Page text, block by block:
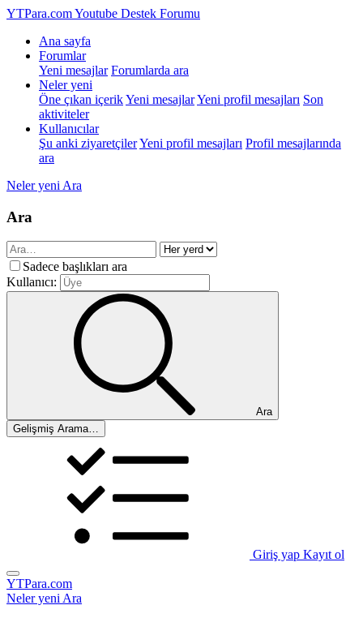
YTPara.comYoutube Destek Forumu
Ana sayfa
Forumlar
Yeni mesajlar Forumlarda ara
Neler yeni
Öne çıkan içerikYeni mesajlarYeni profil mesajları Son
aktiviteler
Kullanıcılar
Şu anki ziyaretçilerYeni profil mesajları Profil mesajlarında
ara
Neler yeni Ara
Ara
Sadece başlıkları ara
Kullanıcı:
Ara
Gelişmiş Arama…
Giriş yap Kayıt ol
YTPara.com
Neler yeniAra